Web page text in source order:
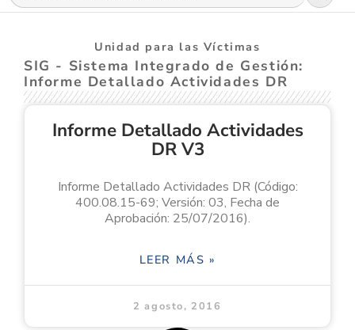
Unidad para las Víctimas
SIG - Sistema Integrado de Gestión:
Informe Detallado Actividades DR
Informe Detallado Actividades
DR V3
Informe Detallado Actividades DR (Código:
400.08.15-69; Versión: 03, Fecha de
Aprobación: 25/07/2016).
LEER MÁS »
2 agosto, 2016